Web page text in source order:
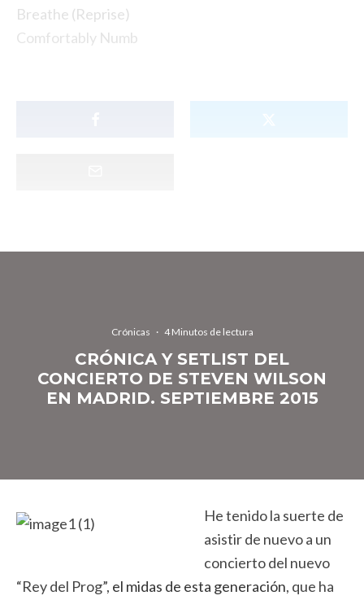
Breathe (Reprise)
Comfortably Numb
Crónicas · 4 Minutos de lectura
CRÓNICA Y SETLIST DEL
CONCIERTO DE STEVEN WILSON
EN MADRID. SEPTIEMBRE 2015
He tenido la suerte de
asistir de nuevo a un
concierto del nuevo
“Rey del Prog”, el midas de esta generación, que ha